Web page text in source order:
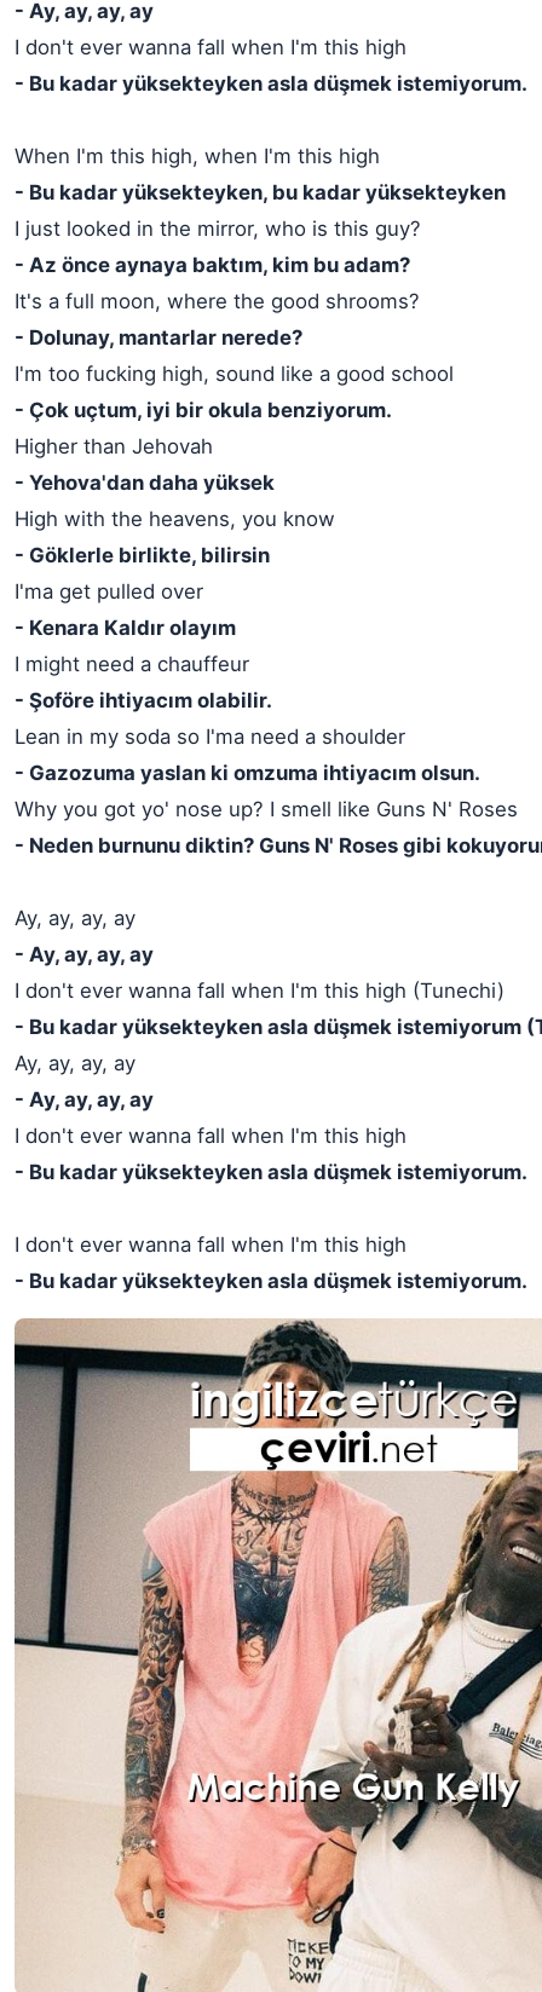
- Ay, ay, ay, ay
I don't ever wanna fall when I'm this high
- Bu kadar yüksekteyken asla düşmek istemiyorum.
When I'm this high, when I'm this high
- Bu kadar yüksekteyken, bu kadar yüksekteyken
I just looked in the mirror, who is this guy?
- Az önce aynaya baktım, kim bu adam?
It's a full moon, where the good shrooms?
- Dolunay, mantarlar nerede?
I'm too fucking high, sound like a good school
- Çok uçtum, iyi bir okula benziyorum.
Higher than Jehovah
- Yehova'dan daha yüksek
High with the heavens, you know
- Göklerle birlikte, bilirsin
I'ma get pulled over
- Kenara Kaldır olayım
I might need a chauffeur
- Şoföre ihtiyacım olabilir.
Lean in my soda so I'ma need a shoulder
- Gazozuma yaslan ki omzuma ihtiyacım olsun.
Why you got yo' nose up? I smell like Guns N' Roses
- Neden burnunu diktin? Guns N' Roses gibi
Ay, ay, ay, ay
- Ay, ay, ay, ay
I don't ever wanna fall when I'm this high (Tunechi)
- Bu kadar yüksekteyken asla düşmek istemiyorum
Ay, ay, ay, ay
- Ay, ay, ay, ay
I don't ever wanna fall when I'm this high
- Bu kadar yüksekteyken asla düşmek istemiyorum.
I don't ever wanna fall when I'm this high
- Bu kadar yüksekteyken asla düşmek istemiyorum.